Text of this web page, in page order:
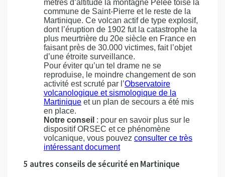
mètres d’altitude la montagne Pelée toise la
commune de Saint-Pierre et le reste de la
Martinique. Ce volcan actif de type explosif,
dont l’éruption de 1902 fut la catastrophe la
plus meurtrière du 20e siècle en France en
faisant près de 30.000 victimes, fait l’objet
d’une étroite surveillance.
Pour éviter qu’un tel drame ne se
reproduise, le moindre changement de son
activité est scruté par l’Observatoire
volcanologique et sismologique de la
Martinique et un plan de secours a été mis
en place.
Notre conseil : pour en savoir plus sur le
dispositif ORSEC et ce phénomène
volcanique, vous pouvez consulter ce très
intéressant document
5 autres conseils de sécurité en Martinique